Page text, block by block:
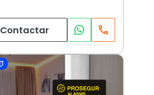
Contactar